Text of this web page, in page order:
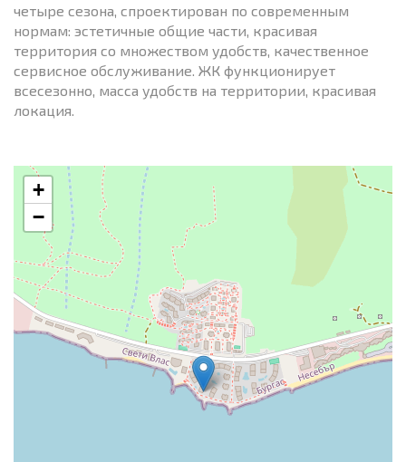
четыре сезона, спроектирован по современным
нормам: эстетичные общие части, красивая
территория со множеством удобств, качественное
сервисное обслуживание. ЖК функционирует
всесезонно, масса удобств на территории, красивая
локация.
+
−